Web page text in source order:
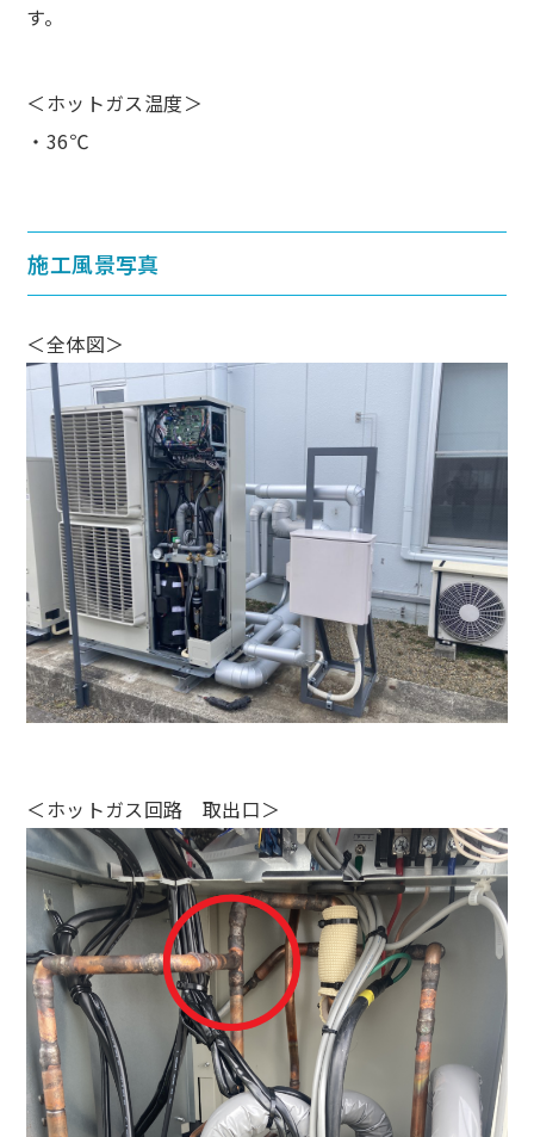
す。
＜ホットガス温度＞
・36℃
施工風景写真
＜全体図＞
＜ホットガス回路 取出口＞